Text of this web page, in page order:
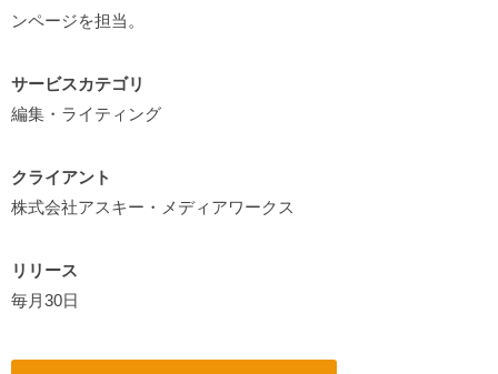
ンページを担当。
サービスカテゴリ
編集・ライティング
クライアント
株式会社アスキー・メディアワークス
リリース
毎月30日